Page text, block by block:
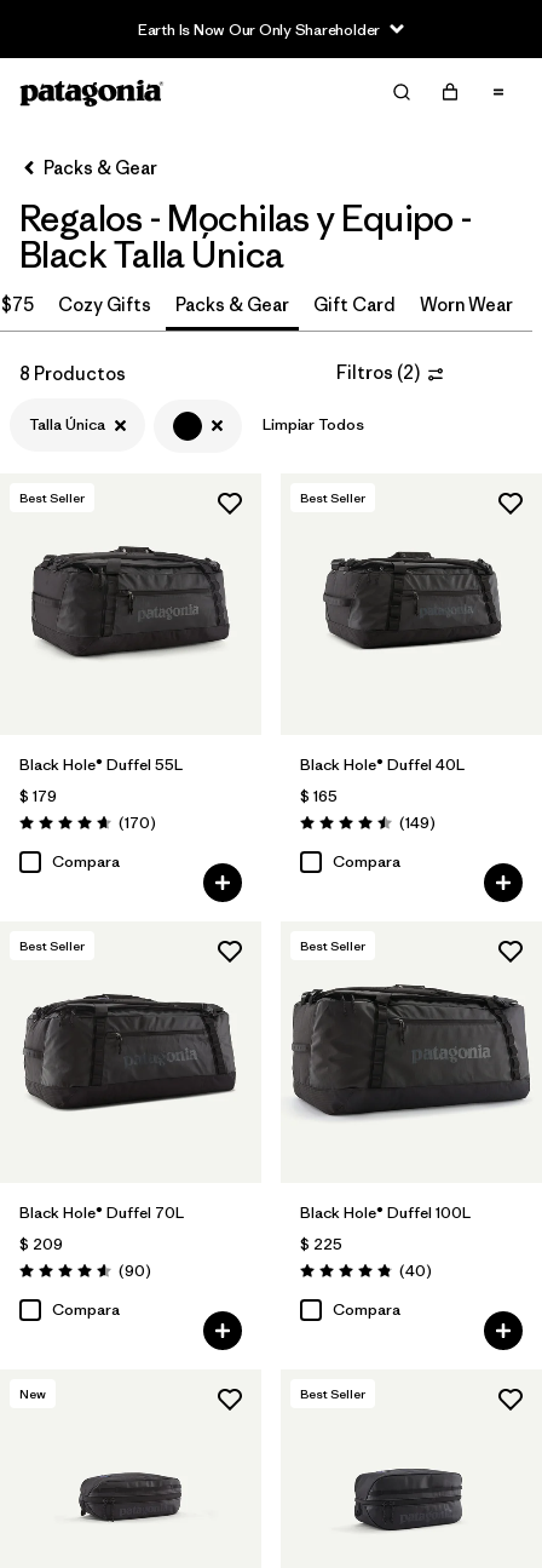
Earth Is Now Our Only Shareholder
Filter & Sort
Ordenar Por
Filtrar por
Price
Filtrar por
Size
Filtrar por
Materials & Fabric
Filtrar por
Sport
Filtrar por
Price
Packs & Gear
Regalos - Mochilas y Equipo -
Black Talla Única
Cozy Gifts Packs & Gear Gift Card Worn Wear
8 Productos Filtros (2)
Talla Única Limpiar Todos
Best Seller
Black Hole® Duffel 55L
$ 179
Valoración: 4.6 / 5
(170Comentarios
)
Compara
Best Seller
Black Hole® Duffel 40L
$ 165
Valoración: 4.5 / 5
(149Comentarios
)
Compara
Best Seller
Black Hole® Duffel 70L
$ 209
Valoración: 4.6 / 5
(90Comentarios
)
Compara
Best Seller
Black Hole® Duffel 100L
$ 225
Valoración: 4.8 / 5
(40Comentarios
)
Compara
New Best Seller